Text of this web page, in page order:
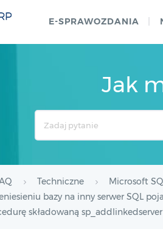
E-SPRAWOZDANIA
Jak
Techniczne
Microsoft
bazy na inny serwer SQL
składowaną